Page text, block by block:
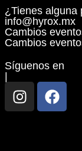
¿Tienes alguna
info@hyrox.mx
Cambios
Cambios
Síguenos en